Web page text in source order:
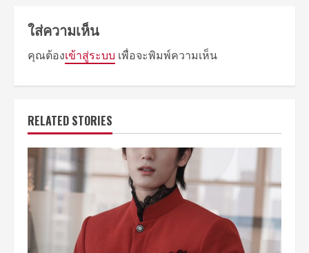
ใส่ความเห็น
คุณต้องเข้าสู่ระบบ เพื่อจะพิมพ์ความเห็น
RELATED STORIES